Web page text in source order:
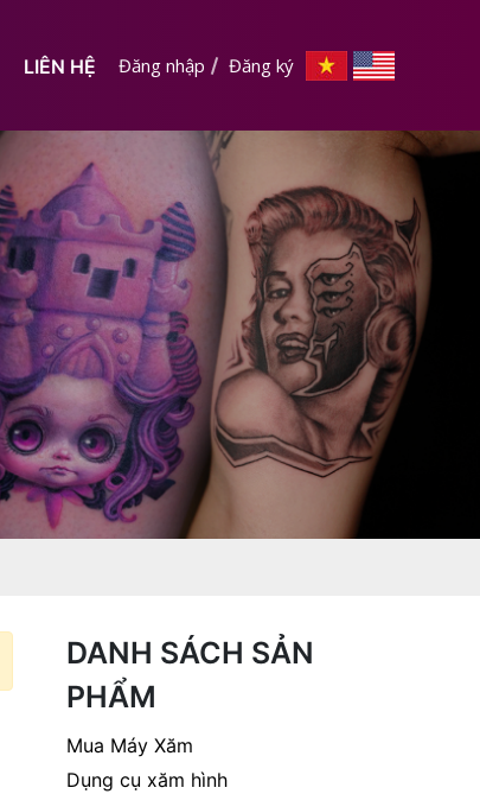
LIÊN HỆ Đăng nhập Đăng ký
DANH SÁCH SẢN
PHẨM
Mua Máy Xăm
Dụng cụ xăm hình